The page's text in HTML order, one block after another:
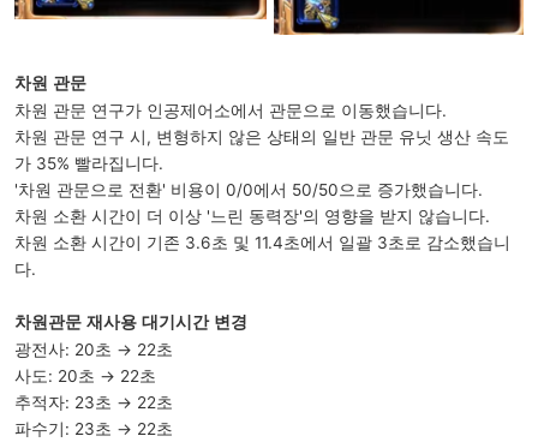
차원 관문
차원 관문 연구가 인공제어소에서 관문으로 이동했습니다.
차원 관문 연구 시, 변형하지 않은 상태의 일반 관문 유닛 생산 속도
가 35% 빨라집니다.
'차원 관문으로 전환' 비용이 0/0에서 50/50으로 증가했습니다.
차원 소환 시간이 더 이상 '느린 동력장'의 영향을 받지 않습니다.
차원 소환 시간이 기존 3.6초 및 11.4초에서 일괄 3초로 감소했습니
다.
차원관문 재사용 대기시간 변경
광전사: 20초 → 22초
사도: 20초 → 22초
추적자: 23초 → 22초
파수기: 23초 → 22초